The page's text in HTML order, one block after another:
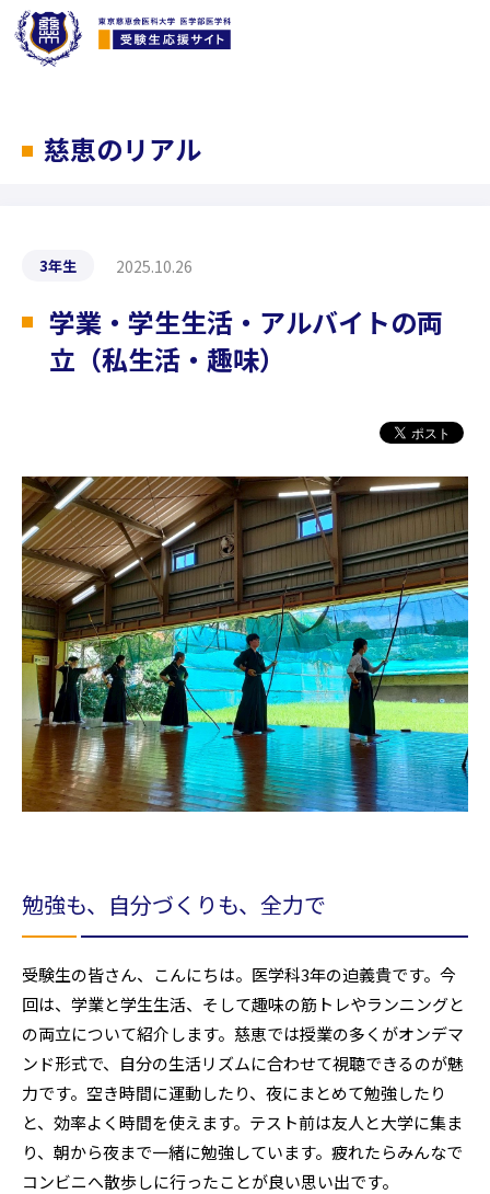
慈恵のリアル
学業・学生生活・アルバイトの両
立（私生活・趣味）
3年生 2025.10.26
勉強も、自分づくりも、全力で
受験生の皆さん、こんにちは。医学科3年の迫義貴です。今
回は、学業と学生生活、そして趣味の筋トレやランニングと
の両立について紹介します。慈恵では授業の多くがオンデマ
ンド形式で、自分の生活リズムに合わせて視聴できるのが魅
力です。空き時間に運動したり、夜にまとめて勉強したり
と、効率よく時間を使えます。テスト前は友人と大学に集ま
り、朝から夜まで一緒に勉強しています。疲れたらみんなで
コンビニへ散歩しに行ったことが良い思い出です。